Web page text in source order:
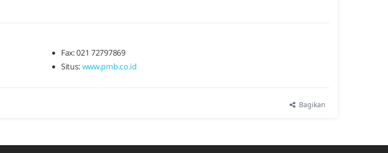
Fax: 021 72797869
Situs: www.pmb.co.id
Bagikan